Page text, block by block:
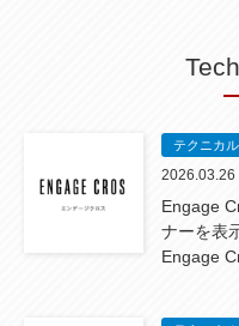
テクニカ
2026.03.26
Engage
ナーを表
Engage